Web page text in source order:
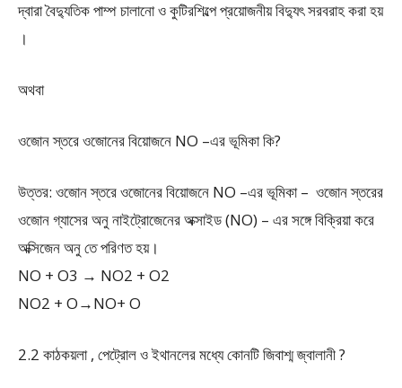
দ্বারা বৈদ্যুতিক পাম্প চালানো ও কুটিরশিল্পে প্রয়োজনীয় বিদ্যুৎ সরবরাহ করা হয়
।
অথবা
ওজোন স্তরে ওজোনের বিয়োজনে NO –এর ভূমিকা কি?
উত্তর: ওজোন স্তরে ওজোনের বিয়োজনে NO –এর ভূমিকা – ওজোন স্তরের
ওজোন গ্যাসের অনু নাইট্রোজেনের অক্সাইড (NO) – এর সঙ্গে বিক্রিয়া করে
অক্সিজেন অনু তে পরিণত হয়।
NO + O3 → NO2 + O2
NO2 + O→NO+ O
2.2 কাঠকয়লা , পেট্রোল ও ইথানলের মধ্যে কোনটি জিবাশ্ম জ্বালানী ?